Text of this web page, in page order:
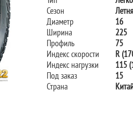
Сезон
Диаметр
16
Ширина
225
Профиль
75
Индекс скорости
R
Индекс нагрузки
115
Под заказ
15
Страна